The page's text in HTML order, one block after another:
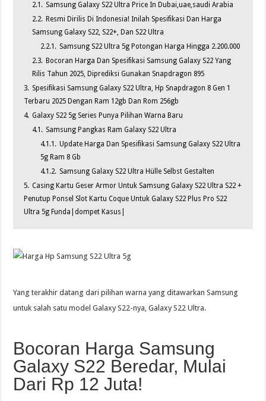
2.1. Samsung Galaxy S22 Ultra Price In Dubai,uae,saudi Arabia
2.2. Resmi Dirilis Di Indonesia! Inilah Spesifikasi Dan Harga
Samsung Galaxy S22, S22+, Dan S22 Ultra
2.2.1. Samsung S22 Ultra 5g Potongan Harga Hingga 2.200.000
2.3. Bocoran Harga Dan Spesifikasi Samsung Galaxy S22 Yang
Rilis Tahun 2025, Diprediksi Gunakan Snapdragon 895
3. Spesifikasi Samsung Galaxy S22 Ultra, Hp Snapdragon 8 Gen 1
Terbaru 2025 Dengan Ram 12gb Dan Rom 256gb
4. Galaxy S22 5g Series Punya Pilihan Warna Baru
4.1. Samsung Pangkas Ram Galaxy S22 Ultra
4.1.1. Update Harga Dan Spesifikasi Samsung Galaxy S22 Ultra
5g Ram 8 Gb
4.1.2. Samsung Galaxy S22 Ultra Hülle Selbst Gestalten
5. Casing Kartu Geser Armor Untuk Samsung Galaxy S22 Ultra S22 +
Penutup Ponsel Slot Kartu Coque Untuk Galaxy S22 Plus Pro S22
Ultra 5g Funda|dompet Kasus|
Yang terakhir datang dari pilihan warna yang ditawarkan Samsung
untuk salah satu model Galaxy S22-nya, Galaxy S22 Ultra.
Bocoran Harga Samsung
Galaxy S22 Beredar, Mulai
Dari Rp 12 Juta!